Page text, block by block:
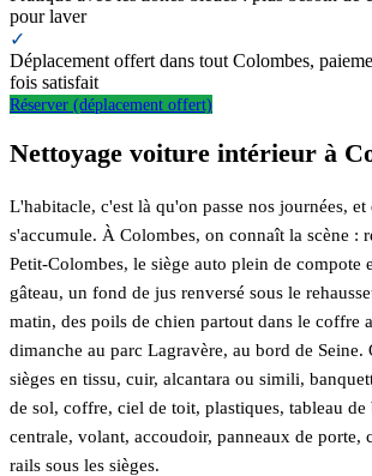
pour laver
✓
Déplacement offert dans tout Colombes,
fois satisfait
Réserver (déplacement offert)
Nettoyage voiture intérieur à
L'habitacle, c'est là qu'on passe nos journées,
s'accumule. À Colombes, on connaît la scène :
Petit-Colombes, le siège auto plein de compote
gâteau, un fond de jus renversé sous le
matin, des poils de chien partout dans le coffre
dimanche au parc Lagravère, au bord de Seine.
sièges en tissu, cuir, alcantara ou simili,
de sol, coffre, ciel de toit, plastiques, tableau de
centrale, volant, accoudoir, panneaux de porte,
rails sous les sièges.